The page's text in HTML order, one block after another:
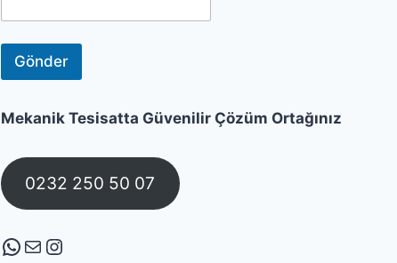
Gönder
Mekanik Tesisatta Güvenilir Çözüm Ortağınız
0232 250 50 07
WhatsApp
E-postaInstagram